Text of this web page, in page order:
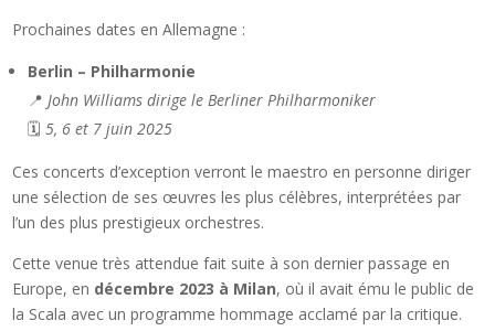
Prochaines dates en Allemagne :
Berlin – Philharmonie
📍John Williams dirige le Berliner Philharmoniker
🗓️5, 6 et 7 juin 2025
Ces concerts d’exception verront le maestro en personne diriger
une sélection de ses œuvres les plus célèbres, interprétées par
l’un des plus prestigieux orchestres.
Cette venue très attendue fait suite à son dernier passage en
Europe, en décembre 2023 à Milan, où il avait ému le public de
la Scala avec un programme hommage acclamé par la critique.